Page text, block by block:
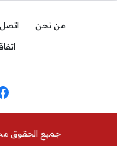
من نحن اتصل
جميع الحقوق